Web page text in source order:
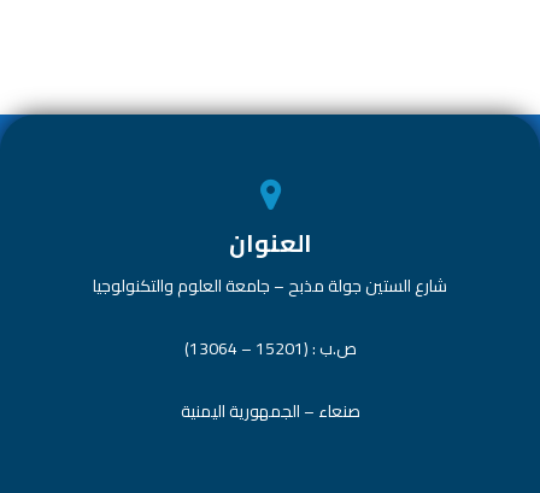
p
العنوان
شارع الستين جولة مذبح – جامعة العلوم والتكنولوجيا
ص.ب : (15201 – 13064)
صنعاء – الجمهورية اليمنية